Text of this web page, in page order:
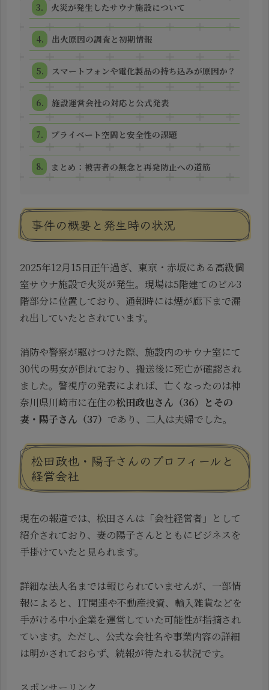
火災が発生したサウナ施設について
出火原因の調査と初期情報
スマートフォンや電化製品の持ち込みが原因か？
施設運営会社の対応と公式発表
プライベート空間と安全性の課題
まとめ：被害者の無念と再発防止への道筋
事件の概要と発生時の状況
2025年12月15日正午過ぎ、東京・赤坂にある高級個
室サウナ施設で火災が発生。現場は5階建てのビル3
階部分に位置しており、通報時には煙が廊下まで漏
れ出していたとされています。
消防や警察が駆けつけた際、施設内のサウナ室にて
30代の男女が倒れており、搬送後に死亡が確認され
ました。警視庁の発表によれば、亡くなったのは神
奈川県川崎市に在住の松田政也さん（36）とその
妻・陽子さん（37） であり、二人は夫婦でした。
松田政也・陽子さんのプロフィールと
経営会社
現在の報道では、松田さんは「会社経営者」として
紹介されており、妻の陽子さんとともにビジネスを
手掛けていたと見られます。
詳細な法人名までは報じられていませんが、一部情
報によると、IT関連や不動産投資、輸入雑貨などを
手がける中小企業を運営していた可能性が指摘され
ています。ただし、公式な会社名や事業内容の詳細
は明かされておらず、続報が待たれる状況です。
スポンサーリンク